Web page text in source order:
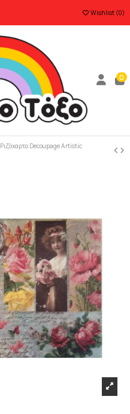
Wishlist (0)
0
Ριζόχαρτο Decoupage Artistic